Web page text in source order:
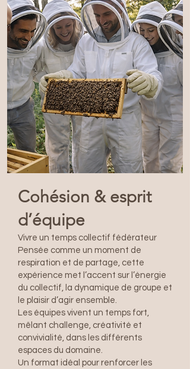
Cohésion & esprit
d’équipe
Vivre un temps collectif fédérateur
Pensée comme un moment de
respiration et de partage, cette
expérience met l’accent sur l’énergie
du collectif, la dynamique de groupe et
le plaisir d’agir ensemble.
Les équipes vivent un temps fort,
mêlant challenge, créativité et
convivialité, dans les différents
espaces du domaine.
Un format idéal pour renforcer les